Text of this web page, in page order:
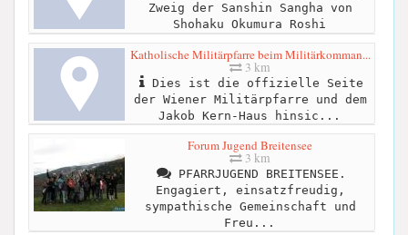
Zweig der Sanshin Sangha von
Shohaku Okumura Roshi
Katholische Militärpfarre beim Militärkomman...
3 km
Dies ist die offizielle Seite
der Wiener Militärpfarre und dem
Jakob Kern-Haus hinsic...
Forum Jugend Breitensee
3 km
PFARRJUGEND BREITENSEE.
Engagiert, einsatzfreudig,
sympathische Gemeinschaft und
Freu...